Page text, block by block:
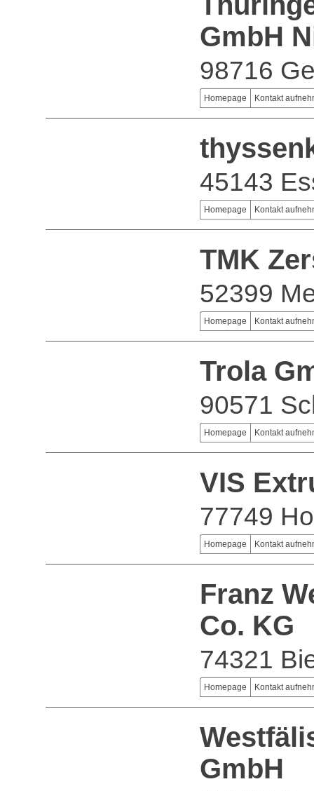
GmbH
98716
Homepage Kontakt
45143
Homepage Kontakt
TMK
52399
Homepage Kontakt
Trola
90571
Homepage Kontakt
VIS
77749
Homepage Kontakt
Franz
Co. KG
74321
Homepage Kontakt
GmbH